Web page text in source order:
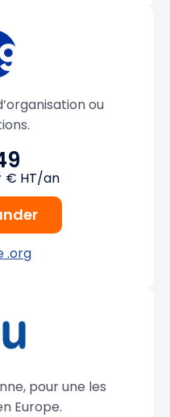
ou
€ HT/an
.org
pour une les
Europe.